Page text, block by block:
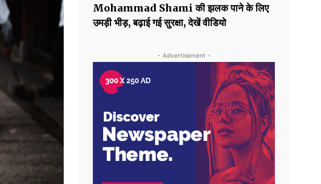
Mohammad Shami की झलक पाने के लिए
उमड़ी भीड़, बढ़ाई गई सुरक्षा, देखें वीडियो
- Advertisement -